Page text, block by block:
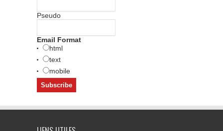
Pseudo
Email Format
html
text
mobile